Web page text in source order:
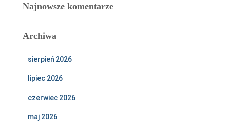
Najnowsze komentarze
Archiwa
sierpień 2026
lipiec 2026
czerwiec 2026
maj 2026